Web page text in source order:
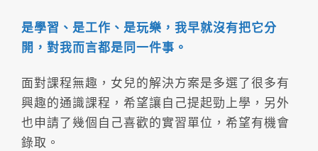
是學習、是工作、是玩樂，我早就沒有把它分
開，對我而言都是同一件事。
面對課程無趣，女兒的解決方案是多選了很多有
興趣的通識課程，希望讓自己提起勁上學，另外
也申請了幾個自己喜歡的實習單位，希望有機會
錄取。